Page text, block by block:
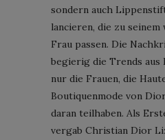
sondern auch
lancieren, die zu
Frau passen. Die
begierig die Trends aus
nur die Frauen, die
Boutiquenmode von
daran teilhaben. Als
vergab Christian Dior